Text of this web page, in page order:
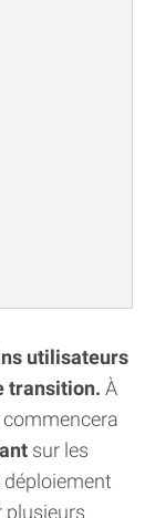
utilisateurs
transition. À
commencera
sur les
plusieurs